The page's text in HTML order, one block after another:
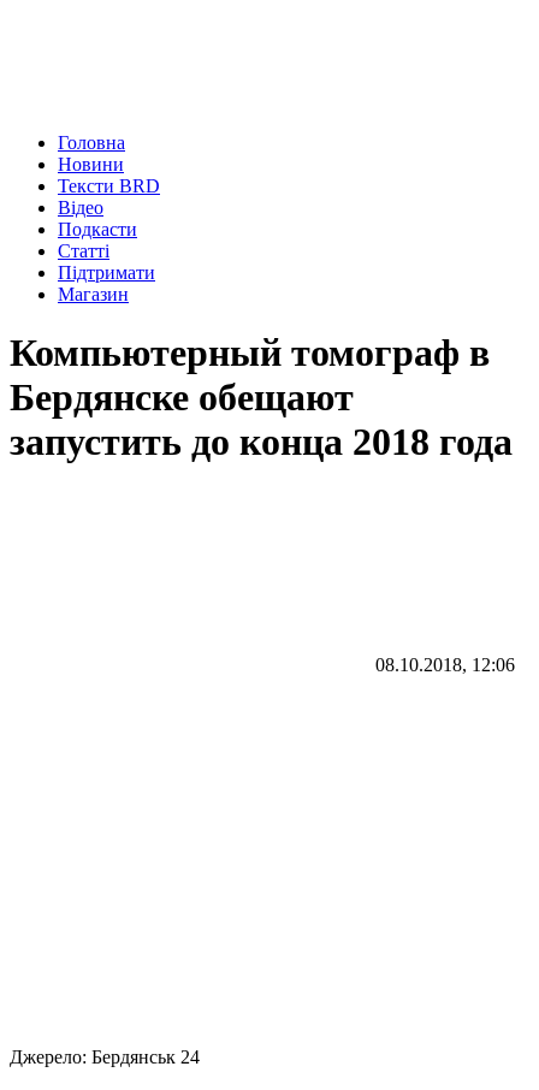
Головна
Новини
Тексти BRD
Відео
Подкасти
Статті
Підтримати
Магазин
Компьютерный томограф в
Бердянске обещают
запустить до конца 2018 года
08.10.2018, 12:06
Джерело: Бердянськ 24